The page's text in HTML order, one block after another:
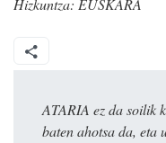
Hizkuntza: EUSKARA
ATARIA ez da soilik
baten ahotsa da, eta